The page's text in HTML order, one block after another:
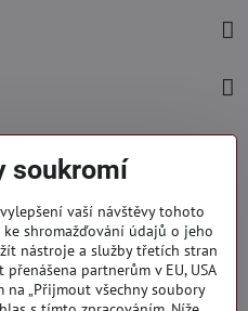
soukromí
vaší návštěvy tohoto
shromažďování údajů o jeho
nástroje a služby třetích stran
partnerům v EU, USA
„Přijmout všechny soubory